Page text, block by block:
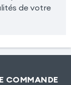
de votre
COMMANDE